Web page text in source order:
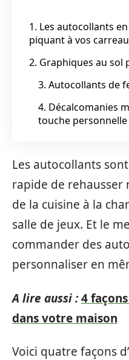
1. Les autocollants
piquant à vos
2. Graphiques au sol
3. Autocollants de
4. Décalcomanies
touche personnelle
Les autocollants
rapide de rehausser
de la cuisine à la
salle de jeux. Et le
commander des
personnaliser en
A lire aussi :4
dans votre maison
Voici quatre façons